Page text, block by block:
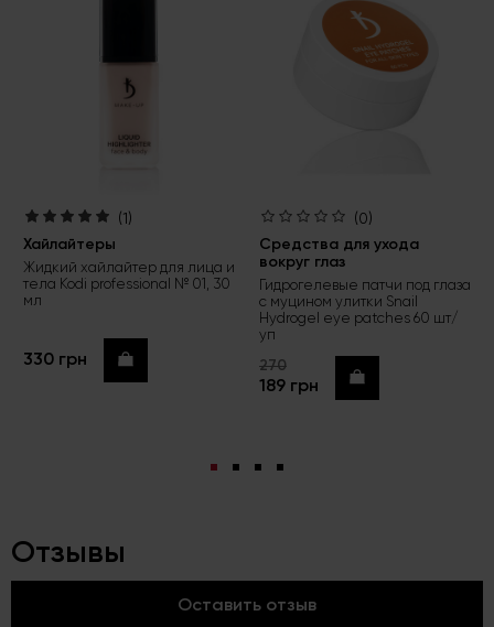
(1)
Хайлайтеры
Жидкий хайлайтер для лица и
тела Kodi professional № 01, 30
мл
330 грн Купить
(0)
Средства для ухода
вокруг глаз
Гидрогелевые патчи под глаза
с муцином улитки Snail
Hydrogel eye patches 60 шт/
уп
270
189 грн Купить
Отзывы
Оставить отзыв